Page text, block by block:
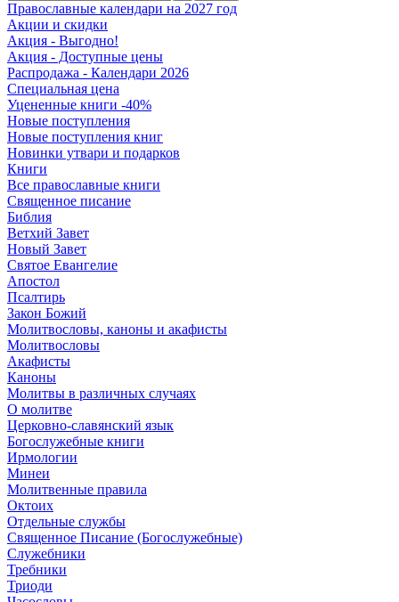
Православные календари на 2027 год
Акции и скидки
Акция - Выгодно!
Акция - Доступные цены
Распродажа - Календари 2026
Специальная цена
Уцененные книги -40%
Новые поступления
Новые поступления книг
Новинки утвари и подарков
Книги
Все православные книги
Священное писание
Библия
Ветхий Завет
Новый Завет
Святое Евангелие
Апостол
Псалтирь
Закон Божий
Молитвословы, каноны и акафисты
Молитвословы
Акафисты
Каноны
Молитвы в различных случаях
О молитве
Церковно-славянский язык
Богослужебные книги
Ирмологии
Минеи
Молитвенные правила
Октоих
Отдельные службы
Священное Писание (Богослужебные)
Служебники
Требники
Триоди